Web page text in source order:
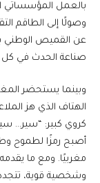
بالعمل المؤسساتي
وصولًا إلى الطاقم
عن القميص الوطني
صناعة الحدث في كل
الهتاف الذي هز
كروي كبير: “سير…
أصبح رمزًا لطموح
مغربيًا. ومع ما
وشخصية قوية، تتجدد